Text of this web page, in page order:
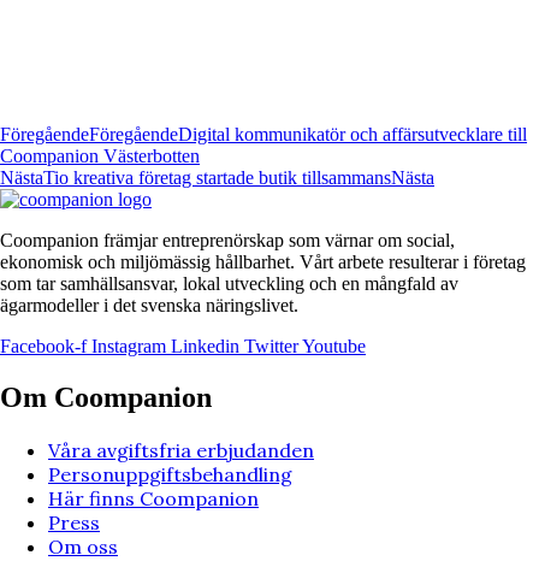
FöregåendeFöregåendeDigital kommunikatör och affärsutvecklare till
Coompanion Västerbotten
NästaTio kreativa företag startade butik tillsammansNästa
Coompanion främjar entreprenörskap som värnar om social,
ekonomisk och miljömässig hållbarhet. Vårt arbete resulterar i företag
som tar samhällsansvar, lokal utveckling och en mångfald av
ägarmodeller i det svenska näringslivet.
Facebook-f Instagram Linkedin TwitterYoutube
Om Coompanion
Våra avgiftsfria erbjudanden
Personuppgiftsbehandling
Här finns Coompanion
Press
Om oss